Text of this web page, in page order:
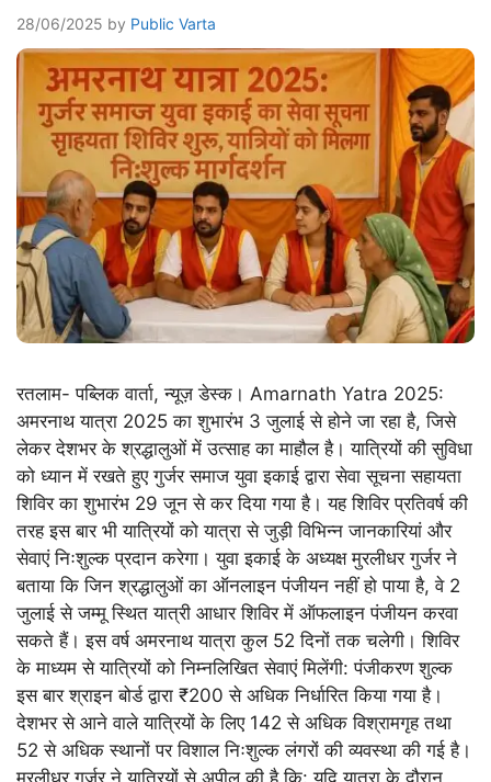
28/06/2025 by Public Varta
रतलाम- पब्लिक वार्ता, न्यूज़ डेस्क। Amarnath Yatra 2025:
अमरनाथ यात्रा 2025 का शुभारंभ 3 जुलाई से होने जा रहा है, जिसे
लेकर देशभर के श्रद्धालुओं में उत्साह का माहौल है। यात्रियों की सुविधा
को ध्यान में रखते हुए गुर्जर समाज युवा इकाई द्वारा सेवा सूचना सहायता
शिविर का शुभारंभ 29 जून से कर दिया गया है। यह शिविर प्रतिवर्ष की
तरह इस बार भी यात्रियों को यात्रा से जुड़ी विभिन्न जानकारियां और
सेवाएं निःशुल्क प्रदान करेगा। युवा इकाई के अध्यक्ष मुरलीधर गुर्जर ने
बताया कि जिन श्रद्धालुओं का ऑनलाइन पंजीयन नहीं हो पाया है, वे 2
जुलाई से जम्मू स्थित यात्री आधार शिविर में ऑफलाइन पंजीयन करवा
सकते हैं। इस वर्ष अमरनाथ यात्रा कुल 52 दिनों तक चलेगी। शिविर
के माध्यम से यात्रियों को निम्नलिखित सेवाएं मिलेंगी: पंजीकरण शुल्क
इस बार श्राइन बोर्ड द्वारा ₹200 से अधिक निर्धारित किया गया है।
देशभर से आने वाले यात्रियों के लिए 142 से अधिक विश्रामगृह तथा
52 से अधिक स्थानों पर विशाल निःशुल्क लंगरों की व्यवस्था की गई है।